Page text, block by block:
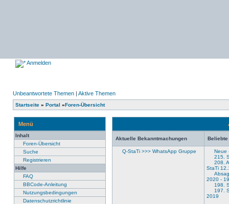
Anmelden
Unbeantwortete Themen | Aktive Themen
Startseite » Portal »Foren-Übersicht
Menü
Inhalt
Foren-Übersicht
Suche
Registrieren
Hilfe
FAQ
BBCode-Anleitung
Nutzungsbedingungen
Datenschutzrichtlinie
Aktuelle Bekanntmachungen Beliebte
Q-StaTi >>> WhatsApp Gruppe
Neue
215.
208.
StaTi
2020 -
198.
197.
2019